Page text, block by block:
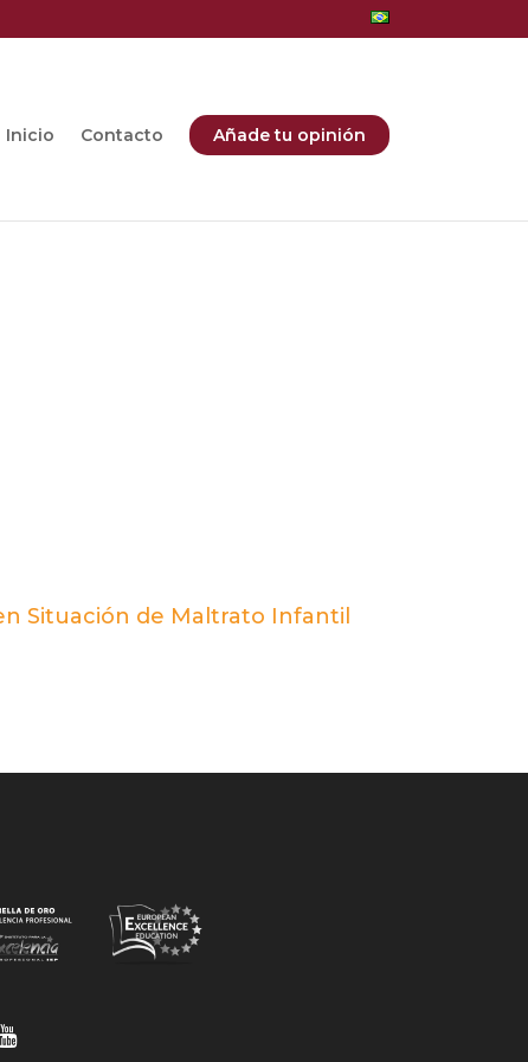
Inicio Contacto Añade tu opinión
Situación de Maltrato Infantil